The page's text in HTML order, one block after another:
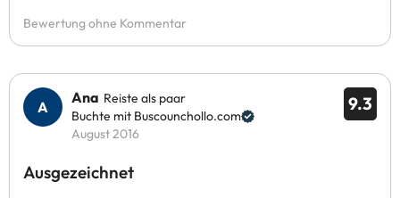
Bewertung ohne Kommentar
9.3
Ana Reiste als paar
Buchte mit Buscounchollo.com
August 2016
Ausgezeichnet